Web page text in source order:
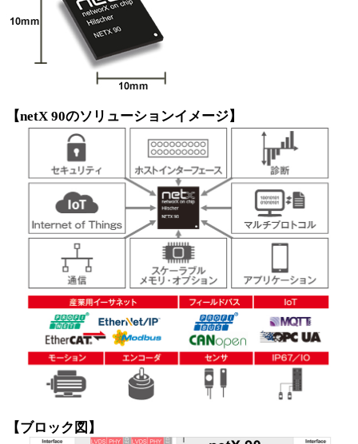
【netX 90のソリューションイメージ】
【ブロック図】